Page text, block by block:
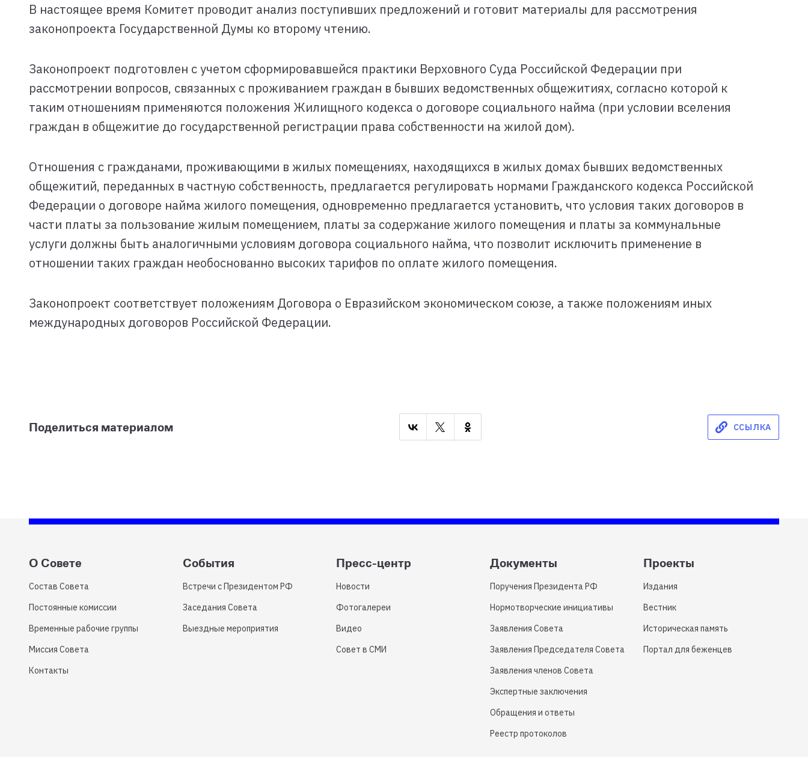
Поделиться материалом ССЫЛКА
В настоящее время Комитет проводит анализ поступивших предложений и готовит материалы для рассмотрения
законопроекта Государственной Думы ко второму чтению.
Законопроект подготовлен с учетом сформировавшейся практики Верховного Суда Российской Федерации при
рассмотрении вопросов, связанных с проживанием граждан в бывших ведомственных общежитиях, согласно которой к
таким отношениям применяются положения Жилищного кодекса о договоре социального найма (при условии вселения
граждан в общежитие до государственной регистрации права собственности на жилой дом).
Отношения с гражданами, проживающими в жилых помещениях, находящихся в жилых домах бывших ведомственных
общежитий, переданных в частную собственность, предлагается регулировать нормами Гражданского кодекса Российской
Федерации о договоре найма жилого помещения, одновременно предлагается установить, что условия таких договоров в
части платы за пользование жилым помещением, платы за содержание жилого помещения и платы за коммунальные
услуги должны быть аналогичными условиям договора социального найма, что позволит исключить применение в
отношении таких граждан необоснованно высоких тарифов по оплате жилого помещения.
Законопроект соответствует положениям Договора о Евразийском экономическом союзе, а также положениям иных
международных договоров Российской Федерации.
О Совете
Состав Совета
Постоянные комиссии
Временные рабочие группы
Миссия Совета
Контакты
События
Встречи с Президентом РФ
Заседания Совета
Выездные мероприятия
Пресс-центр
Новости
Фотогалереи
Видео
Совет в СМИ
Документы
Поручения Президента РФ
Нормотворческие инициативы
Заявления Совета
Заявления Председателя Совета
Заявления членов Совета
Экспертные заключения
Обращения и ответы
Реестр протоколов
Проекты
Издания
Вестник
Историческая память
Портал для беженцев